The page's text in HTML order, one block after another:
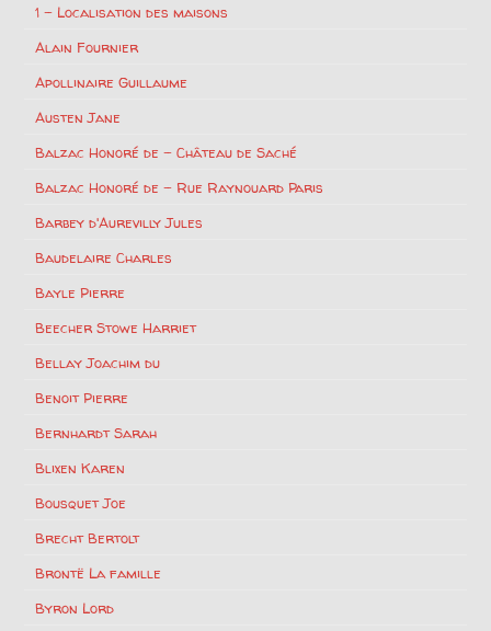
1 – Localisation des maisons
Alain Fournier
Apollinaire Guillaume
Austen Jane
Balzac Honoré de – Château de Saché
Balzac Honoré de – Rue Raynouard Paris
Barbey d'Aurevilly Jules
Baudelaire Charles
Bayle Pierre
Beecher Stowe Harriet
Bellay Joachim du
Benoit Pierre
Bernhardt Sarah
Blixen Karen
Bousquet Joe
Brecht Bertolt
Brontë La famille
Byron Lord